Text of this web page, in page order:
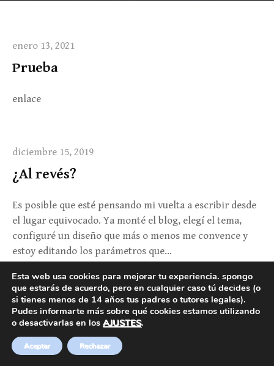
enero 13, 2021
Prueba
enlace
diciembre 15, 2019
¿Al revés?
Es posible que esté pensando mi vuelta a escribir desde
el lugar equivocado. Ya monté el blog, elegí el tema,
configuré un diseño que más o menos me convence y
estoy editando los parámetros que…
WordPress |Tema:
Esta web usa cookies para mejorar tu experiencia. spongo
que estarás de acuerdo, pero en cualquier caso tú decides (o
si tienes menos de 14 años tus padres o tutores legales).
Pudes informarte más sobre qué cookies estamos utilizando
o desactivarlas en los AJUSTES.
Aceptar Rechazar